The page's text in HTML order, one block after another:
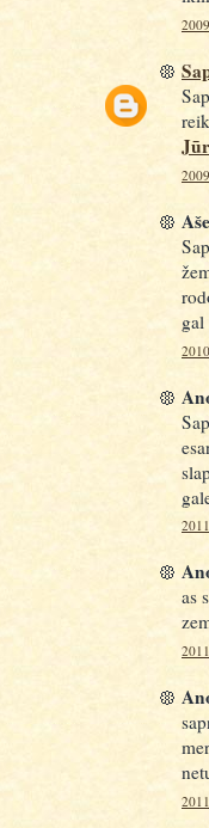
as